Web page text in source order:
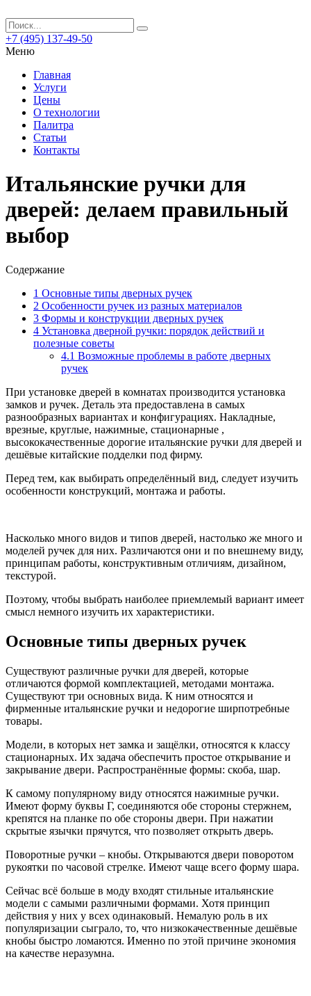
+7 (495) 137-49-50
Меню
Главная
Услуги
Цены
О технологии
Палитра
Статьи
Контакты
Итальянские ручки для
дверей: делаем правильный
выбор
Содержание
1 Основные типы дверных ручек
2 Особенности ручек из разных материалов
3 Формы и конструкции дверных ручек
4 Установка дверной ручки: порядок действий и
полезные советы
4.1 Возможные проблемы в работе дверных
ручек
При установке дверей в комнатах производится установка
замков и ручек. Деталь эта предоставлена в самых
разнообразных вариантах и конфигурациях. Накладные,
врезные, круглые, нажимные, стационарные ,
высококачественные дорогие итальянские ручки для дверей и
дешёвые китайские подделки под фирму.
Перед тем, как выбирать определённый вид, следует изучить
особенности конструкций, монтажа и работы.
Насколько много видов и типов дверей, настолько же много и
моделей ручек для них. Различаются они и по внешнему виду,
принципам работы, конструктивным отличиям, дизайном,
текстурой.
Поэтому, чтобы выбрать наиболее приемлемый вариант имеет
смысл немного изучить их характеристики.
Основные типы дверных ручек
Существуют различные ручки для дверей, которые
отличаются формой комплектацией, методами монтажа.
Существуют три основных вида. К ним относятся и
фирменные итальянские ручки и недорогие ширпотребные
товары.
Модели, в которых нет замка и защёлки, относятся к классу
стационарных. Их задача обеспечить простое открывание и
закрывание двери. Распространённые формы: скоба, шар.
К самому популярному виду относятся нажимные ручки.
Имеют форму буквы Г, соединяются обе стороны стержнем,
крепятся на планке по обе стороны двери. При нажатии
скрытые язычки прячутся, что позволяет открыть дверь.
Поворотные ручки – кнобы. Открываются двери поворотом
рукоятки по часовой стрелке. Имеют чаще всего форму шара.
Сейчас всё больше в моду входят стильные итальянские
модели с самыми различными формами. Хотя принцип
действия у них у всех одинаковый. Немалую роль в их
популяризации сыграло, то, что низкокачественные дешёвые
кнобы быстро ломаются. Именно по этой причине экономия
на качестве неразумна.